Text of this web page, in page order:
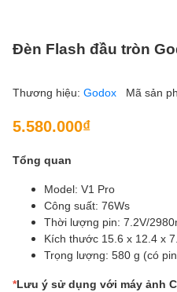
Đèn Flash đầu tròn
Thương hiệu: Godox Mã sản
5.580.000₫
Tổng quan
Model: V1 Pro
Công suất: 76Ws
Thời lượng pin: 7.2V/
Kích thước 15.6 x 12.4 x
Trọng lượng: 580 g (có
*Lưu ý sử dụng với máy ảnh